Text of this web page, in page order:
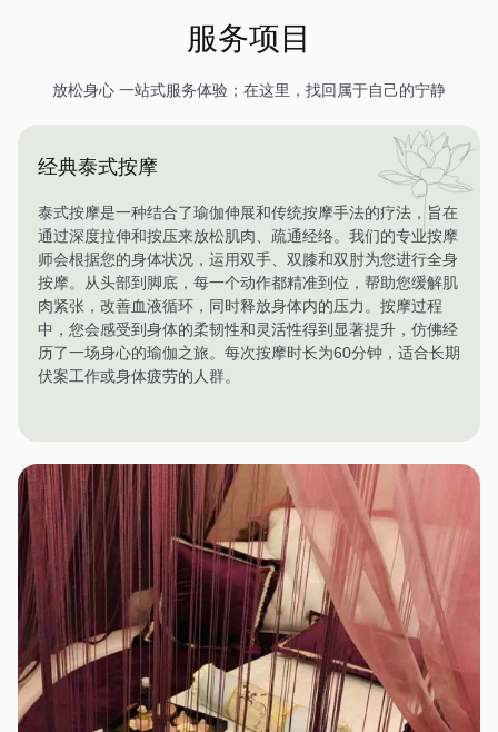
服务项目
放松身心 一站式服务体验；在这里，找回属于自己的宁静
经典泰式按摩
泰式按摩是一种结合了瑜伽伸展和传统按摩手法的疗法，旨在
通过深度拉伸和按压来放松肌肉、疏通经络。我们的专业按摩
师会根据您的身体状况，运用双手、双膝和双肘为您进行全身
按摩。从头部到脚底，每一个动作都精准到位，帮助您缓解肌
肉紧张，改善血液循环，同时释放身体内的压力。按摩过程
中，您会感受到身体的柔韧性和灵活性得到显著提升，仿佛经
历了一场身心的瑜伽之旅。每次按摩时长为60分钟，适合长期
伏案工作或身体疲劳的人群。